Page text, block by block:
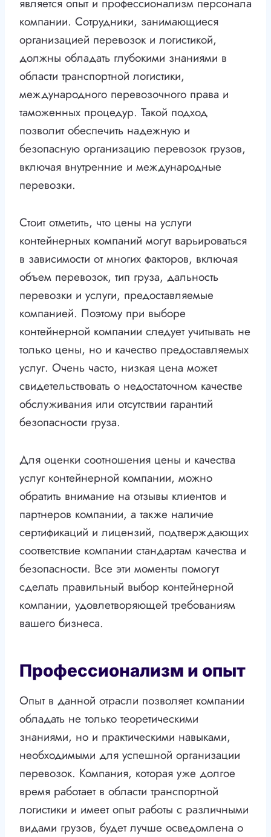
является опыт и профессионализм персонала
компании. Сотрудники, занимающиеся
организацией перевозок и логистикой,
должны обладать глубокими знаниями в
области транспортной логистики,
международного перевозочного права и
таможенных процедур. Такой подход
позволит обеспечить надежную и
безопасную организацию перевозок грузов,
включая внутренние и международные
перевозки.
Стоит отметить, что цены на услуги
контейнерных компаний могут варьироваться
в зависимости от многих факторов, включая
объем перевозок, тип груза, дальность
перевозки и услуги, предоставляемые
компанией. Поэтому при выборе
контейнерной компании следует учитывать не
только цены, но и качество предоставляемых
услуг. Очень часто, низкая цена может
свидетельствовать о недостаточном качестве
обслуживания или отсутствии гарантий
безопасности груза.
Для оценки соотношения цены и качества
услуг контейнерной компании, можно
обратить внимание на отзывы клиентов и
партнеров компании, а также наличие
сертификаций и лицензий, подтверждающих
соответствие компании стандартам качества и
безопасности. Все эти моменты помогут
сделать правильный выбор контейнерной
компании, удовлетворяющей требованиям
вашего бизнеса.
Профессионализм и опыт
Опыт в данной отрасли позволяет компании
обладать не только теоретическими
знаниями, но и практическими навыками,
необходимыми для успешной организации
перевозок. Компания, которая уже долгое
время работает в области транспортной
логистики и имеет опыт работы с различными
видами грузов, будет лучше осведомлена о